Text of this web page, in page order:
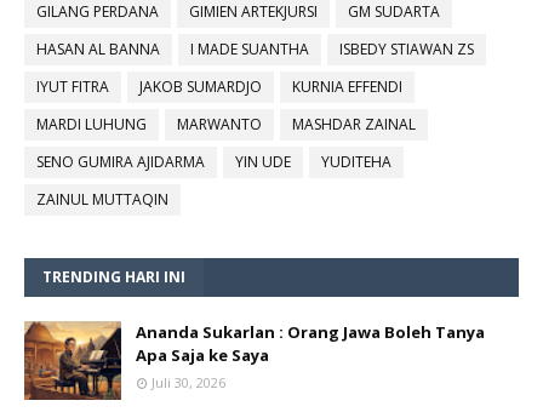
GILANG PERDANA
GIMIEN ARTEKJURSI
GM SUDARTA
HASAN AL BANNA
I MADE SUANTHA
ISBEDY STIAWAN ZS
IYUT FITRA
JAKOB SUMARDJO
KURNIA EFFENDI
MARDI LUHUNG
MARWANTO
MASHDAR ZAINAL
SENO GUMIRA AJIDARMA
YIN UDE
YUDITEHA
ZAINUL MUTTAQIN
TRENDING HARI INI
Ananda Sukarlan : Orang Jawa Boleh Tanya
Apa Saja ke Saya
Juli 30, 2026